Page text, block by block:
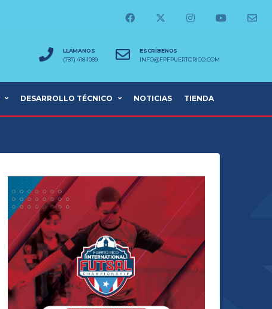
LLÁMANOS
(787) 418-1089
ESCRÍBENOS
INFO@FPFPUERTORICO.COM
DESARROLLO TÉCNICO NOTICIAS TIENDA